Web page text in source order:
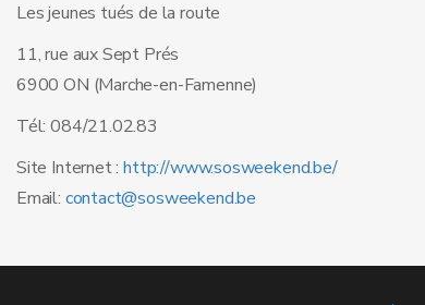
Les jeunes tués de la route
11, rue aux Sept Prés
6900 ON (Marche-en-Famenne)
Tél: 084/21.02.83
Site Internet :http://www.sosweekend.be/
Email: contact@sosweekend.be